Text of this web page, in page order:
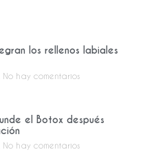
los rellenos labiales
No hay comentarios
el Botox después
No hay comentarios